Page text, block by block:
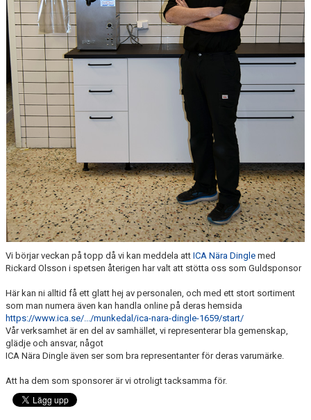
SPONSORHUSET
GRÄSROTEN
Vi börjar veckan på topp då vi kan meddela att ICA Nära Dingle med
Rickard Olsson i spetsen återigen har valt att stötta oss som Guldsponsor
Här kan ni alltid få ett glatt hej av personalen, och med ett stort sortiment
som man numera även kan handla online på deras hemsida
https://www.ica.se/.../munkedal/ica-nara-dingle-1659/start/
Vår verksamhet är en del av samhället, vi representerar bla gemenskap,
glädje och ansvar, något
ICA Nära Dingle även ser som bra representanter för deras varumärke.
Att ha dem som sponsorer är vi otroligt tacksamma för.